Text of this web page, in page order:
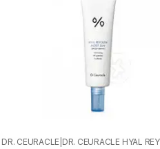
DR. CEURACLE DR. CEURACLE HYAL